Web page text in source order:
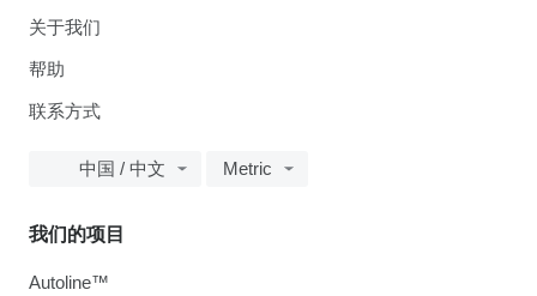
关于我们
帮助
联系方式
中国 / 中文 Metric
我们的项目
Autoline™